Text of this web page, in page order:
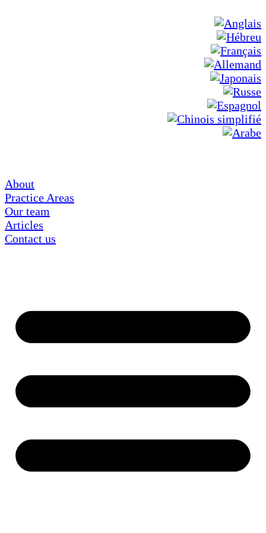
About
Practice Areas
Our team
Articles
Contact us